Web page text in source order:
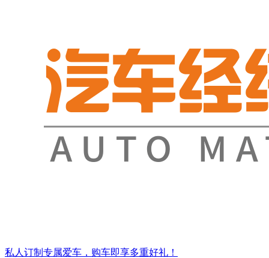
私人订制专属爱车，购车即享多重好礼！